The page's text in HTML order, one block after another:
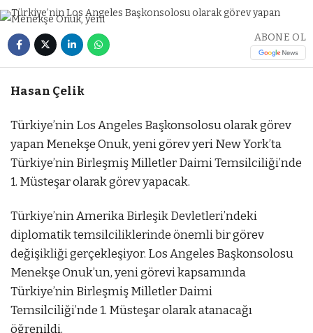
ABONE OL
Hasan Çelik
Türkiye’nin Los Angeles Başkonsolosu olarak görev
yapan Menekşe Onuk, yeni görev yeri New York’ta
Türkiye’nin Birleşmiş Milletler Daimi Temsilciliği’nde
1. Müsteşar olarak görev yapacak.
Türkiye’nin Amerika Birleşik Devletleri’ndeki
diplomatik temsilciliklerinde önemli bir görev
değişikliği gerçekleşiyor. Los Angeles Başkonsolosu
Menekşe Onuk’un, yeni görevi kapsamında
Türkiye’nin Birleşmiş Milletler Daimi
Temsilciliği’nde 1. Müsteşar olarak atanacağı
öğrenildi.